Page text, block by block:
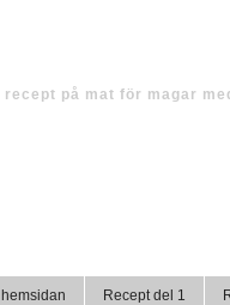
recept på mat för magar
Recept del 1